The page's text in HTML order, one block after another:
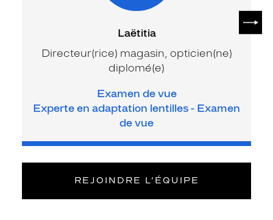
Laëtitia
Directeur(rice) magasin, opticien(ne)
diplomé(e)
Examen de vue
Experte en adaptation lentilles - Examen
de vue
REJOINDRE L’ÉQUIPE